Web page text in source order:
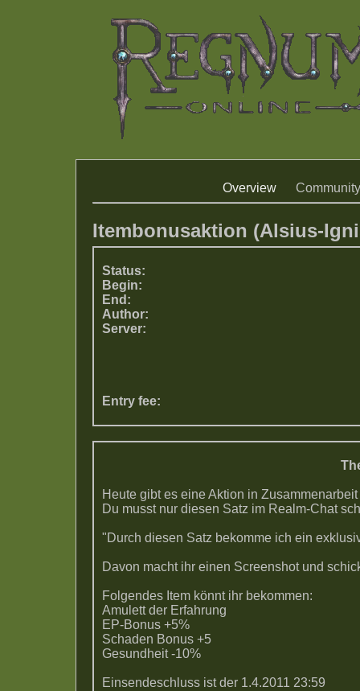
Overview
Itembonusaktion (Alsius-
Status:
Begin:
End:
Author:
Server:
Entry fee:
Heute gibt es eine Aktion in
Du musst nur diesen Satz im Realm-Chat
"Durch diesen Satz bekomme ich ein
Davon macht ihr einen Screenshot und
Folgendes Item könnt ihr bekommen:
Amulett der Erfahrung
EP-Bonus +5%
Schaden Bonus +5
Gesundheit -10%
Einsendeschluss ist der 1.4.2011 23:59